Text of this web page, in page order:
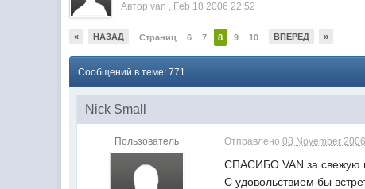
Авторvan , Feb 18 2006 22:52
« НАЗАД Страниц 6 7 8 9 10 ВПЕРЕД »
Сообщений в теме: 771
Nick Small
Пользователь Отправлено08 November
СПАСИБО VAN за свежую
С удовольствием бы